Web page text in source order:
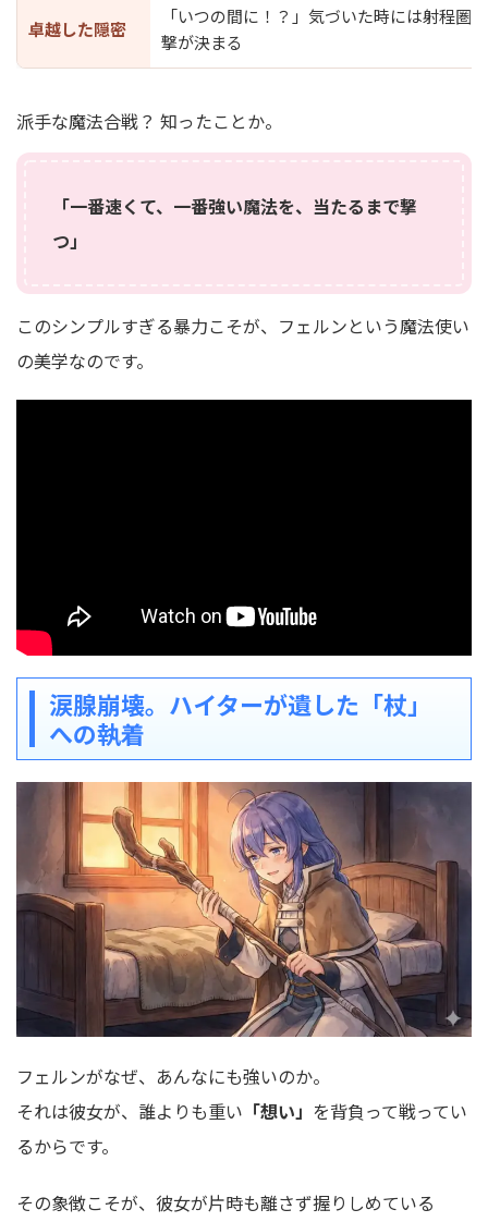
卓越した隠密
「いつの間に！？」気づいた時には射程圏
撃が決まる
派手な魔法合戦？ 知ったことか。
「一番速くて、一番強い魔法を、当たるまで撃
つ」
このシンプルすぎる暴力こそが、フェルンという魔法使い
の美学なのです。
涙腺崩壊。ハイターが遺した「杖」
への執着
フェルンがなぜ、あんなにも強いのか。
それは彼女が、誰よりも重い 「想い」 を背負って戦ってい
るからです。
その象徴こそが、彼女が片時も離さず握りしめている